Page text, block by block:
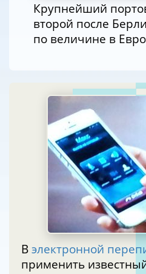
Крупнейший
второй после
по величине в
В электронной
применить